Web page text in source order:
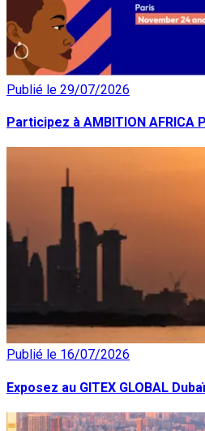
Publié le 29/07/2026
Participez à AMBITION AFRICA
Publié le 16/07/2026
Exposez au GITEX GLOBAL